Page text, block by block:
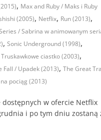
, Max and Ruby / Maks i Ruby
(2005), Netflix, Run (2013),
/ Sabrina w animowanym
, Sonic Underground (1998),
ciastko (2003),
Fall / Upadek (2013), The Great
pociąg (2013)
dostępnych w ofercie Netflix
i po tym dniu zostaną